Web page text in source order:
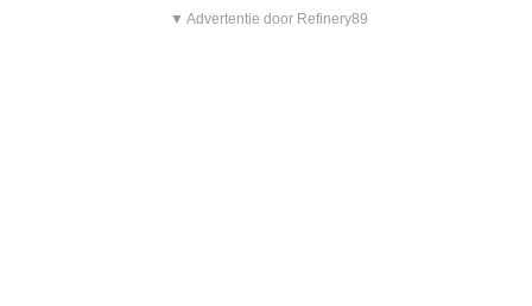
▼ Advertentie door Refinery89